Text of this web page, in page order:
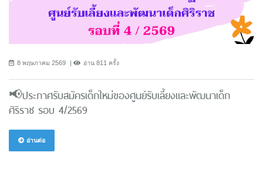
8 พฤษภาคม 2569 อ่าน 811 ครั้ง
📢ประกาศรับสมัครเด็กใหม่ของศูนย์รับเลี้ยงและพัฒนาเด็ก
ศิริราช รอบ 4/2569
อ่านต่อ